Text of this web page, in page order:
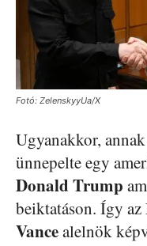
Fotó: ZelenskyyUa/X
Ugyanakkor,
ünnepelte egy
Donald Trump
beiktatáson. Így
Vancealelnök